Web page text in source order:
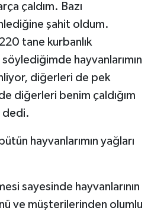
çaldım. Bazı
şahit oldum.
tane kurbanlık
söylediğimde hayvanlarımın
diğerleri de pek
diğerleri benim çaldığım
dedi.
hayvanlarımın yağları
sayesinde hayvanlarının
ve müşterilerinden olumlu